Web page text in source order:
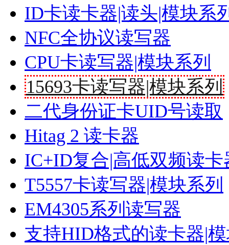
ID卡读卡器|读头|模块系
NFC全协议读写器
CPU卡读写器|模块系列
15693卡读写器|模块系列
二代身份证卡UID号读取
Hitag 2 读卡器
IC+ID复合|高低双频读卡
T5557卡读写器|模块系列
EM4305系列读写器
支持HID格式的读卡器|